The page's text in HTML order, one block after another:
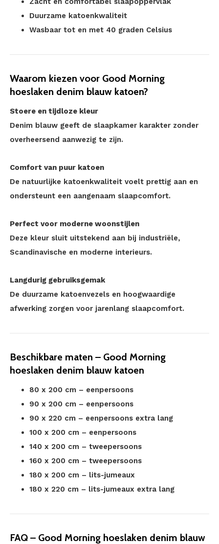
Duurzame katoenkwaliteit
Wasbaar tot en met 40 graden Celsius
Waarom kiezen voor Good Morning
hoeslaken denim blauw katoen?
Stoere en tijdloze kleur
Denim blauw geeft de slaapkamer karakter zonder
overheersend aanwezig te zijn.
Comfort van puur katoen
De natuurlijke katoenkwaliteit voelt prettig aan en
ondersteunt een aangenaam slaapcomfort.
Perfect voor moderne woonstijlen
Deze kleur sluit uitstekend aan bij industriële,
Scandinavische en moderne interieurs.
Langdurig gebruiksgemak
De duurzame katoenvezels en hoogwaardige
afwerking zorgen voor jarenlang slaapcomfort.
Beschikbare maten – Good Morning
hoeslaken denim blauw katoen
80 x 200 cm – eenpersoons
90 x 200 cm – eenpersoons
90 x 220 cm – eenpersoons extra lang
100 x 200 cm – eenpersoons
140 x 200 cm – tweepersoons
160 x 200 cm – tweepersoons
180 x 200 cm – lits-jumeaux
180 x 220 cm – lits-jumeaux extra lang
FAQ – Good Morning hoeslaken denim blauw